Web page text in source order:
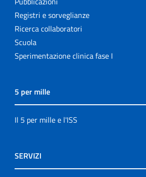
Registri e sorveglianze
Ricerca collaboratori
Scuola
Sperimentazione clinica fase I
5 per mille
Il 5 per mille e l'ISS
SERVIZI